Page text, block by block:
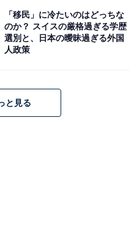
「移民」に冷たいのはどっちな
のか？ スイスの厳格過ぎる学歴
選別と、日本の曖昧過ぎる外国
人政策
と見る